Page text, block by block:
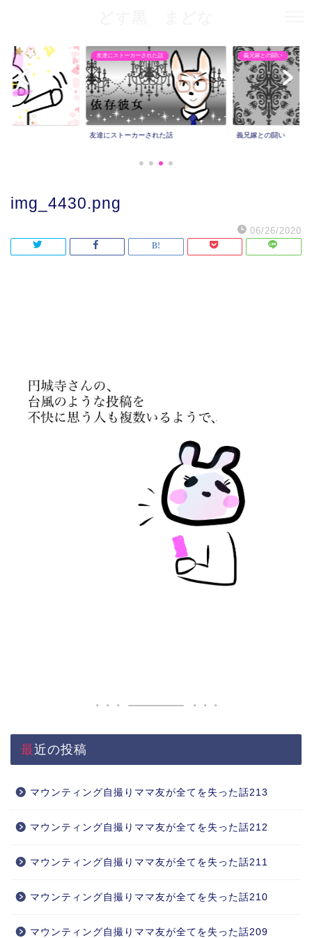
友達にストーカーされた話
友達にストーカーされた話
義兄嫁との闘い
義兄嫁との闘い
img_4430.png
06/26/2020
最近の投稿
マウンティング自撮りママ友が全てを失った話213
マウンティング自撮りママ友が全てを失った話212
マウンティング自撮りママ友が全てを失った話211
マウンティング自撮りママ友が全てを失った話210
マウンティング自撮りママ友が全てを失った話209